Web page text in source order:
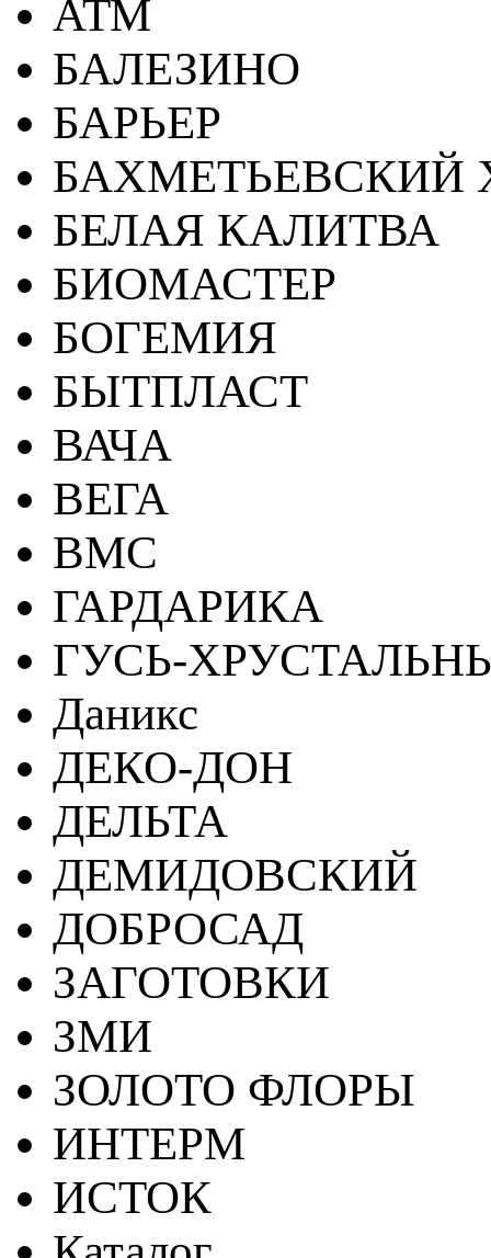
АТМ
БАЛЕЗИНО
БАРЬЕР
БАХМЕТЬЕВСКИЙ
БЕЛАЯ КАЛИТВА
БИОМАСТЕР
БОГЕМИЯ
БЫТПЛАСТ
ВАЧА
ВЕГА
ВМС
ГАРДАРИКА
ГУСЬ-
Даникс
ДЕКО-ДОН
ДЕЛЬТА
ДЕМИДОВСКИЙ
ДОБРОСАД
ЗАГОТОВКИ
ЗМИ
ЗОЛОТО ФЛОРЫ
ИНТЕРМ
ИСТОК